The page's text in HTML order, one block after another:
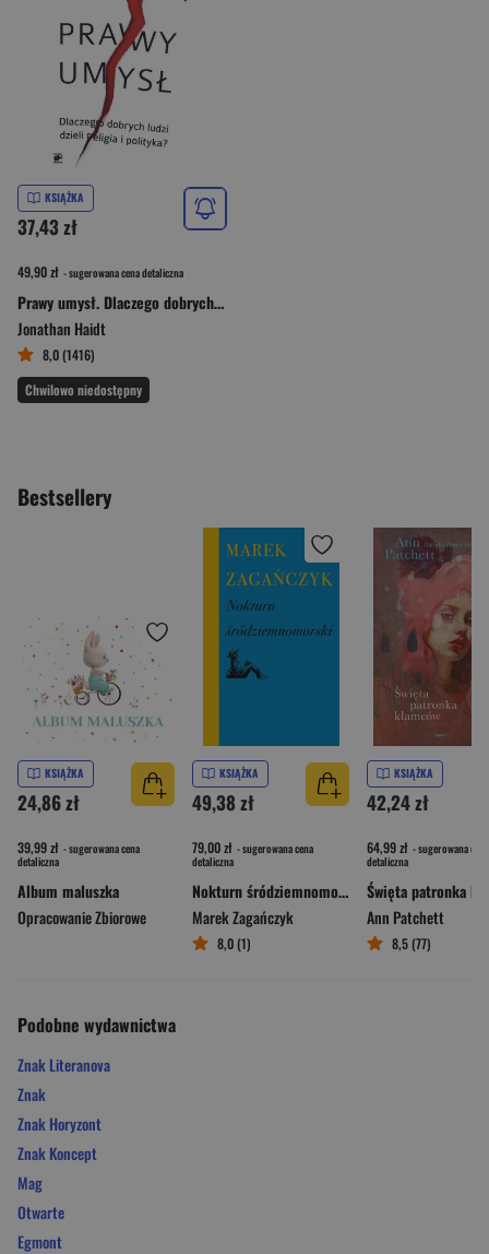
KSIĄŻKA
37,43 zł
49,90 zł - sugerowana cena detaliczna
Prawy umysł. Dlaczego dobrych ludzi dzieli religia i polityka.
Jonathan Haidt
8,0 (1416)
Chwilowo niedostępny
Bestsellery
KSIĄŻKA
24,86 zł
39,99 zł - sugerowana cena
detaliczna
Album maluszka
Opracowanie Zbiorowe
KSIĄŻKA
49,38 zł
79,00 zł - sugerowana cena
detaliczna
Nokturn śródziemnomorski
Marek Zagańczyk
8,0 (1)
KSIĄŻKA
42,24 zł
64,99 zł - sugerowana cena
detaliczna
Ann Patchett
8,5 (77)
Podobne wydawnictwa
Znak Literanova
Znak
Znak Horyzont
Znak Koncept
Mag
Otwarte
Egmont